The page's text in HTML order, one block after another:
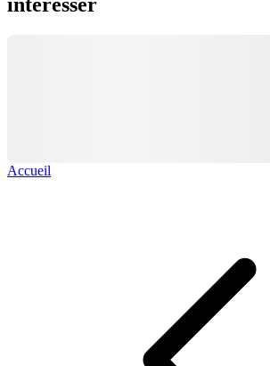
Accueil